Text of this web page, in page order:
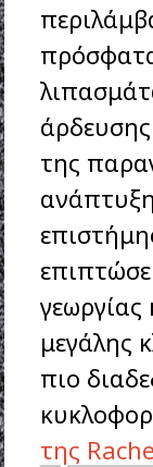
της
γεωργίας
μεγάλης
πιο
της